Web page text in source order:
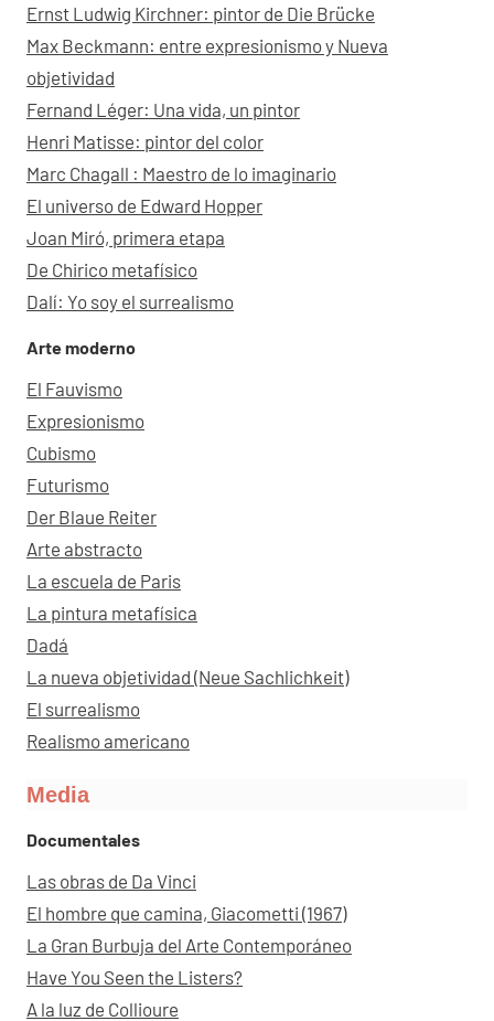
Ernst Ludwig Kirchner: pintor de Die Brücke
Max Beckmann: entre expresionismo y Nueva
objetividad
Fernand Léger: Una vida, un pintor
Henri Matisse: pintor del color
Marc Chagall : Maestro de lo imaginario
El universo de Edward Hopper
Joan Miró, primera etapa
De Chirico metafísico
Dalí: Yo soy el surrealismo
Arte moderno
El Fauvismo
Expresionismo
Cubismo
Futurismo
Der Blaue Reiter
Arte abstracto
La escuela de Paris
La pintura metafísica
Dadá
La nueva objetividad (Neue Sachlichkeit)
El surrealismo
Realismo americano
Media
Documentales
Las obras de Da Vinci
El hombre que camina, Giacometti (1967)
La Gran Burbuja del Arte Contemporáneo
Have You Seen the Listers?
A la luz de Collioure